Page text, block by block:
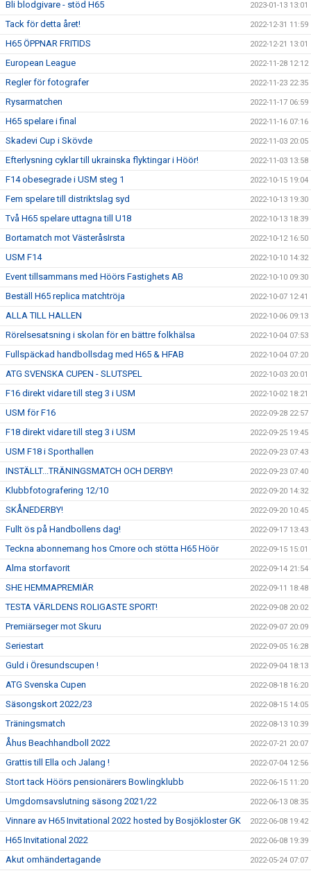
Bli blodgivare - stöd H65 2023-01-13 13:01
Tack för detta året! 2022-12-31 11:59
H65 ÖPPNAR FRITIDS 2022-12-21 13:01
European League 2022-11-28 12:12
Regler för fotografer 2022-11-23 22:35
Rysarmatchen 2022-11-17 06:59
H65 spelare i final 2022-11-16 07:16
Skadevi Cup i Skövde 2022-11-03 20:05
Efterlysning cyklar till ukrainska flyktingar i Höör! 2022-11-03 13:58
F14 obesegrade i USM steg 1 2022-10-15 19:04
Fem spelare till distriktslag syd 2022-10-13 19:30
Två H65 spelare uttagna till U18 2022-10-13 18:39
Bortamatch mot VästeråsIrsta 2022-10-12 16:50
USM F14 2022-10-10 14:32
Event tillsammans med Höörs Fastighets AB 2022-10-10 09:30
Beställ H65 replica matchtröja 2022-10-07 12:41
ALLA TILL HALLEN 2022-10-06 09:13
Rörelsesatsning i skolan för en bättre folkhälsa 2022-10-04 07:53
Fullspäckad handbollsdag med H65 & HFAB 2022-10-04 07:20
ATG SVENSKA CUPEN - SLUTSPEL 2022-10-03 20:01
F16 direkt vidare till steg 3 i USM 2022-10-02 18:21
USM för F16 2022-09-28 22:57
F18 direkt vidare till steg 3 i USM 2022-09-25 19:45
USM F18 i Sporthallen 2022-09-23 07:43
INSTÄLLT...TRÄNINGSMATCH OCH DERBY! 2022-09-23 07:40
Klubbfotografering 12/10 2022-09-20 14:32
SKÅNEDERBY! 2022-09-20 10:45
Fullt ös på Handbollens dag! 2022-09-17 13:43
Teckna abonnemang hos Cmore och stötta H65 Höör 2022-09-15 15:01
Alma storfavorit 2022-09-14 21:54
SHE HEMMAPREMIÄR 2022-09-11 18:48
TESTA VÄRLDENS ROLIGASTE SPORT! 2022-09-08 20:02
Premiärseger mot Skuru 2022-09-07 20:09
Seriestart 2022-09-05 16:28
Guld i Öresundscupen ! 2022-09-04 18:13
ATG Svenska Cupen 2022-08-18 16:20
Säsongskort 2022/23 2022-08-15 14:05
Träningsmatch 2022-08-13 10:39
Åhus Beachhandboll 2022 2022-07-21 20:07
Grattis till Ella och Jalang ! 2022-07-04 12:56
Stort tack Höörs pensionärers Bowlingklubb 2022-06-15 11:20
Umgdomsavslutning säsong 2021/22 2022-06-13 08:35
Vinnare av H65 Invitational 2022 hosted by Bosjökloster GK 2022-06-08 19:42
H65 Invitational 2022 2022-06-08 19:39
Akut omhändertagande 2022-05-24 07:07